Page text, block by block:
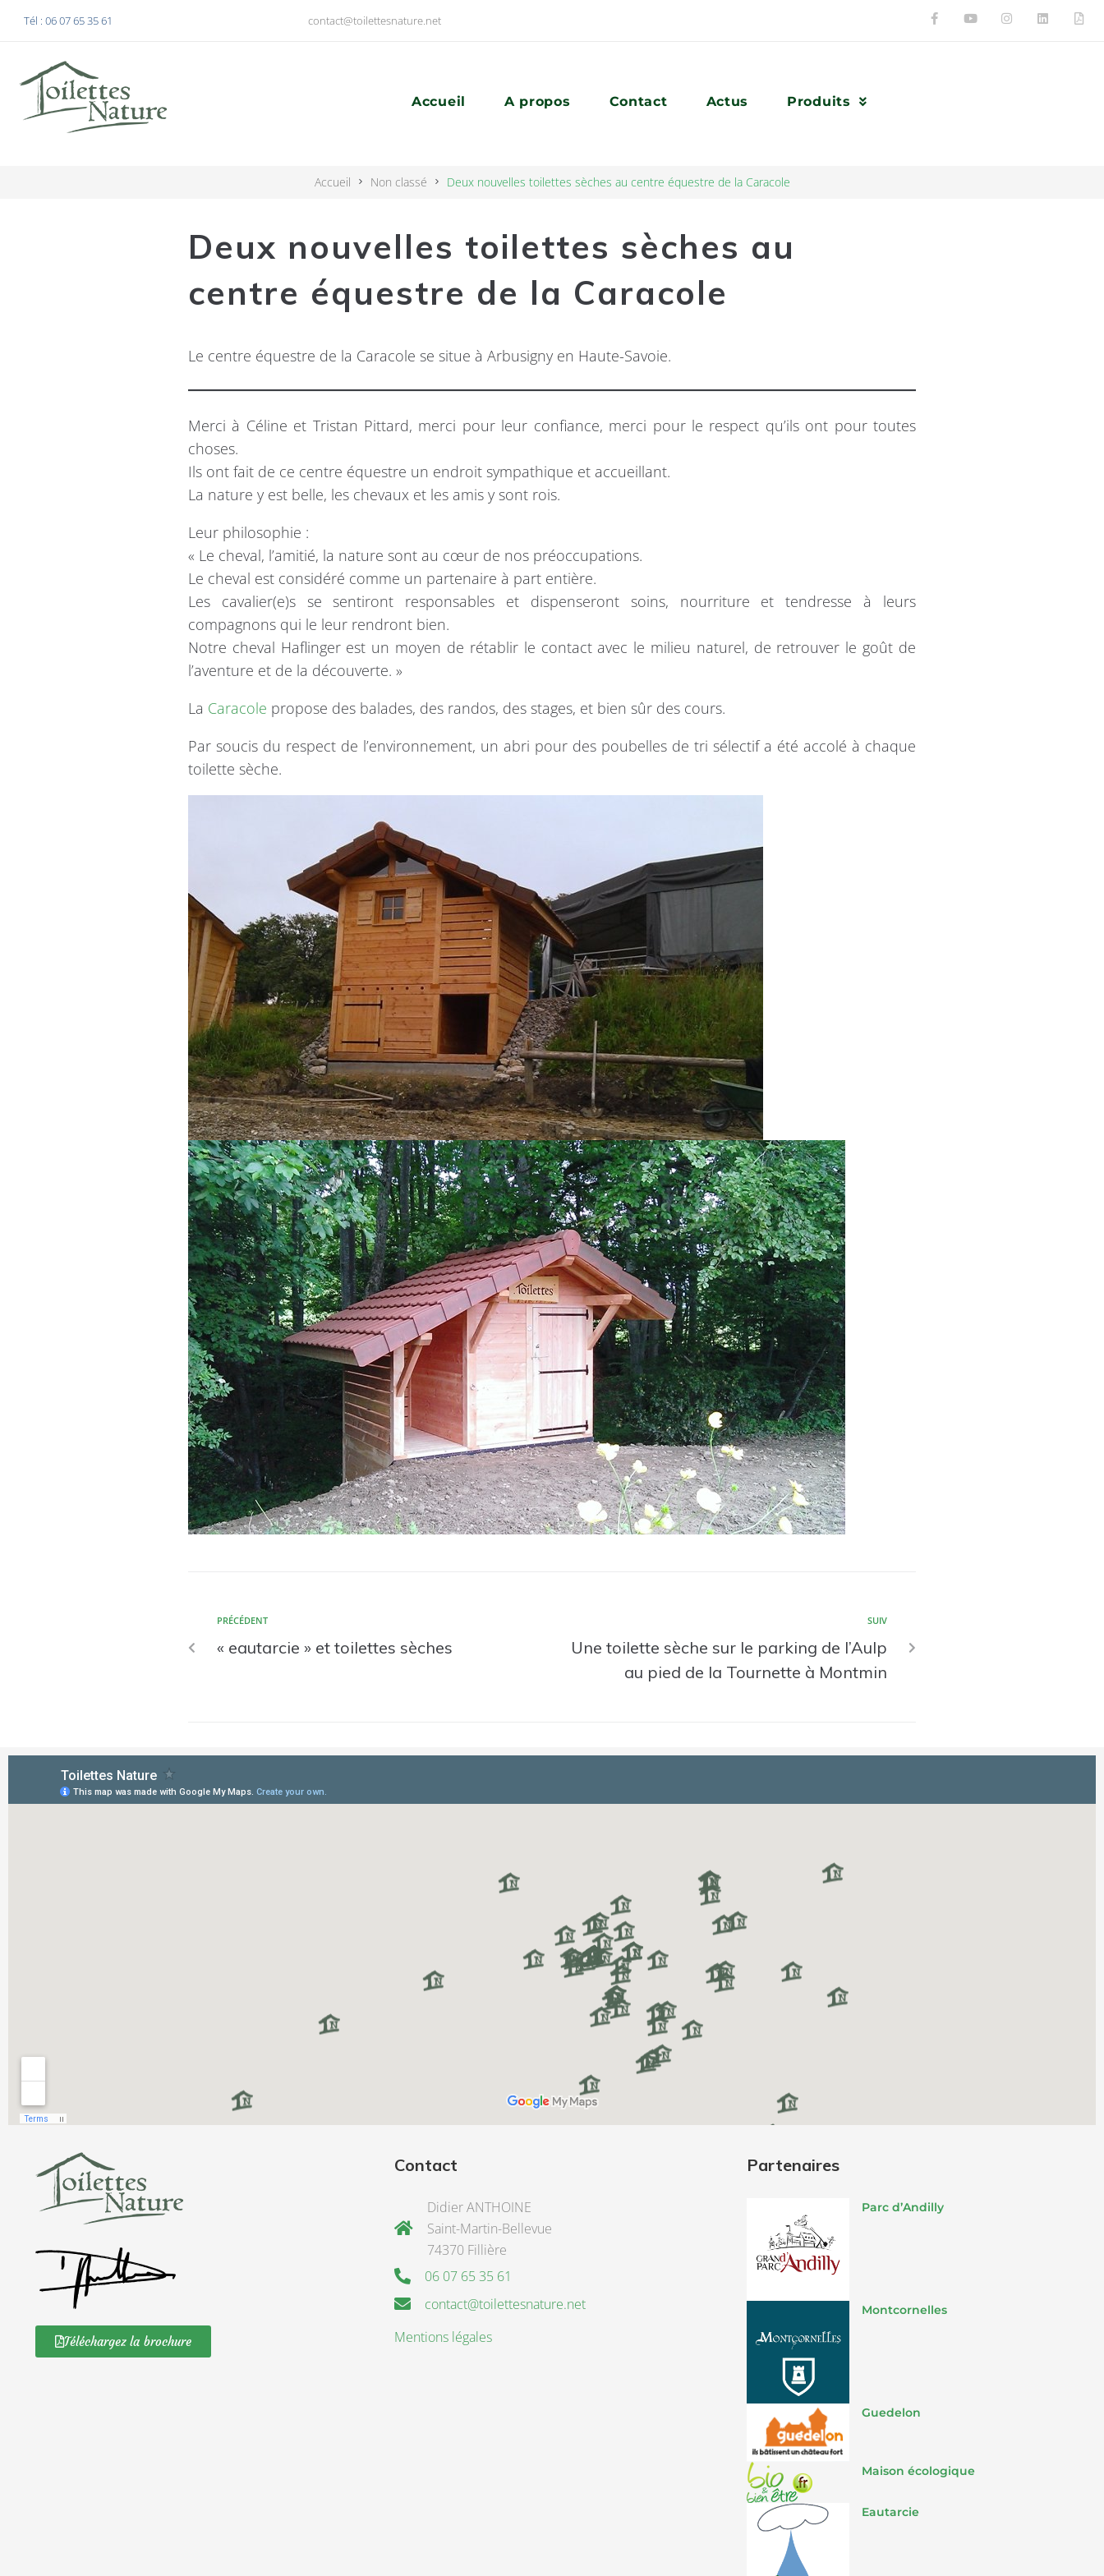
Tél : 06 07 65 35 61 contact@toilettesnature.net
Accueil A propos Contact Actus Produits
Accueil Non classé Deux nouvelles toilettes sèches au centre équestre de la Caracole
Deux nouvelles toilettes sèches au
centre équestre de la Caracole
Le centre équestre de la Caracole se situe à Arbusigny en Haute-Savoie.
Merci à Céline et Tristan Pittard, merci pour leur confiance, merci pour le respect qu’ils ont pour toutes
choses.
Ils ont fait de ce centre équestre un endroit sympathique et accueillant.
La nature y est belle, les chevaux et les amis y sont rois.
Leur philosophie :
« Le cheval, l’amitié, la nature sont au cœur de nos préoccupations.
Le cheval est considéré comme un partenaire à part entière.
Les cavalier(e)s se sentiront responsables et dispenseront soins, nourriture et tendresse à leurs
compagnons qui le leur rendront bien.
Notre cheval Haflinger est un moyen de rétablir le contact avec le milieu naturel, de retrouver le goût de
l’aventure et de la découverte. »
La Caracole propose des balades, des randos, des stages, et bien sûr des cours.
Par soucis du respect de l’environnement, un abri pour des poubelles de tri sélectif a été accolé à chaque
toilette sèche.
PRÉCÉDENT
« eautarcie » et toilettes sèches
SUIV
Une toilette sèche sur le parking de l’Aulp
au pied de la Tournette à Montmin
Téléchargez la brochure
Contact
Didier ANTHOINE
Saint-Martin-Bellevue
74370 Fillière
06 07 65 35 61
contact@toilettesnature.net
Mentions légales
Partenaires
Parc d’Andilly
Montcornelles
Guedelon
Maison écologique
Eautarcie